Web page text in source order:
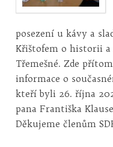
posezení u kávy a
Křištofem o historii a
Třemešné. Zde
informace o
kteří byli 26. října
pana Františka
Děkujeme členům